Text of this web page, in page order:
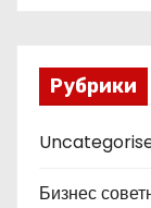
Рубрики
Бизнес